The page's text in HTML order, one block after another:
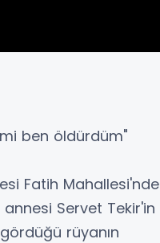
ben öldürdüm"
Fatih Mahallesi'nde
annesi Servet Tekir'in
rüyanın